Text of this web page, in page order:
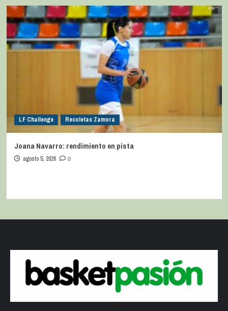
LF Challenge Recoletas Zamora
Joana Navarro: rendimiento en pista
agosto 5, 2026 0